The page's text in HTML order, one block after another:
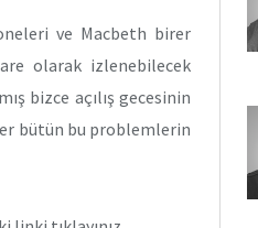
ve Macbeth birer
olarak izlenebilecek
bizce açılış gecesinin
bütün bu problemlerin